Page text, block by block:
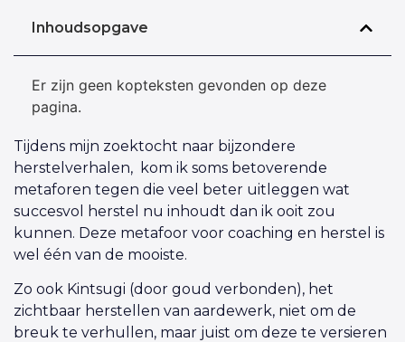
Inhoudsopgave
Er zijn geen kopteksten gevonden op deze
pagina.
Tijdens mijn zoektocht naar bijzondere
herstelverhalen, kom ik soms betoverende
metaforen tegen die veel beter uitleggen wat
succesvol herstel nu inhoudt dan ik ooit zou
kunnen. Deze metafoor voor coaching en herstel is
wel één van de mooiste.
Zo ook Kintsugi (door goud verbonden), het
zichtbaar herstellen van aardewerk, niet om de
breuk te verhullen, maar juist om deze te versieren